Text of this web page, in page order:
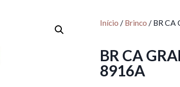
Início / Brinco / BR CA
BR CA
8916A